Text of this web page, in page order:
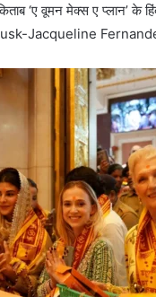
‘ए वूमन मेक्स ए प्लान’ के
Jacqueline